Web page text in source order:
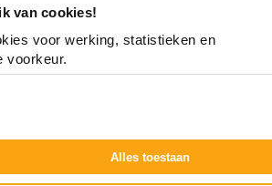
van cookies!
voor werking, statistieken en
voorkeur.
Alles toestaan